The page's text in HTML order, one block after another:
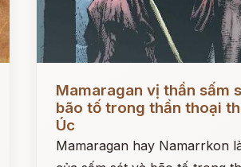
Mamaragan vị thần sấm
bão tố trong thần thoại
Úc
Mamaragan hay Namarrkon